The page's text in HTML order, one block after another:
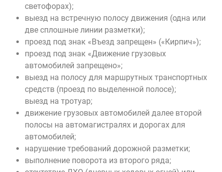
светофорах);
выезд на встречную полосу движения (одна или
две сплошные линии разметки);
проезд под знак «Въезд запрещен» («Кирпич»);
проезд под знак «Движение грузовых
автомобилей запрещено»;
выезд на полосу для маршрутных транспортных
средств (проезд по выделенной полосе);
выезд на тротуар;
движение грузовых автомобилей далее второй
полосы на автомагистралях и дорогах для
автомобилей;
нарушение требований дорожной разметки;
выполнение поворота из второго ряда;